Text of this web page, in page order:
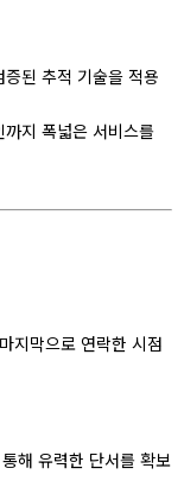
된 추적 기술을 적용
지 폭넓은 서비스를
지막으로 연락한 시점
해 유력한 단서를 확보